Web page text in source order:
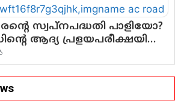
സ്വപ്നപദ്ധതി പാളിയോ?
ആദ്യ പ്രളയപരീക്ഷയിൽ
ചോദ്യങ്ങൾ